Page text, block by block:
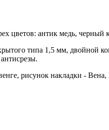
цветов: антик медь, черный
типа 1,5 мм, двойной
рисунок накладки -